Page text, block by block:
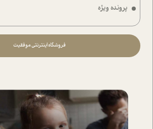
پرونده ویژه
فروشگاه اینترنتی موفقیت